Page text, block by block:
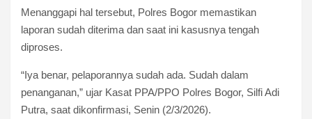
Menanggapi hal tersebut, Polres Bogor memastikan
laporan sudah diterima dan saat ini kasusnya tengah
diproses.
“Iya benar, pelaporannya sudah ada. Sudah dalam
penanganan,” ujar Kasat PPA/PPO Polres Bogor, Silfi Adi
Putra, saat dikonfirmasi, Senin (2/3/2026).